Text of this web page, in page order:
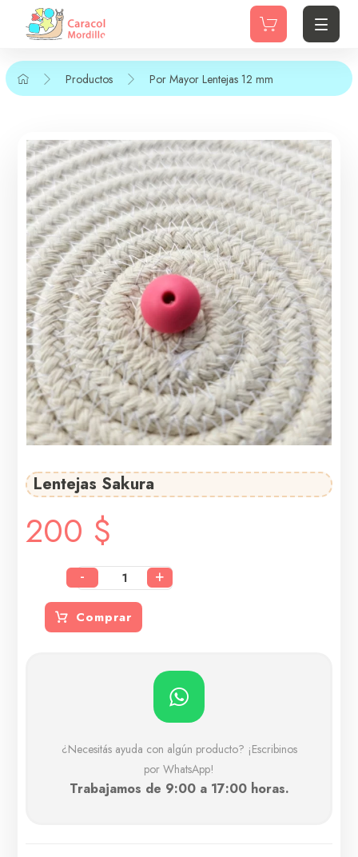
Productos Por Mayor Lentejas 12 mm
Lentejas Sakura
200 $
- +
Comprar
¿Necesitás ayuda con algún producto? ¡Escribinos
por WhatsApp!
Trabajamos de 9:00 a 17:00 horas.